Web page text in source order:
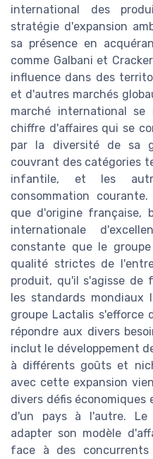
international des
stratégie d'expansion
sa présence en
comme Galbani et
influence dans des
et d'autres marchés
marché international se
chiffre d'affaires qui se
par la diversité de sa
couvrant des catégories
infantile, et les
consommation
que d'origine française,
internationale
constante que le
qualité strictes de
produit, qu'il s'agisse de
les standards mondiaux
groupe Lactalis s'efforce
répondre aux divers
inclut le développement
à différents goûts et
avec cette expansion
divers défis
d'un pays à l'autre. Le
adapter son modèle
face à des